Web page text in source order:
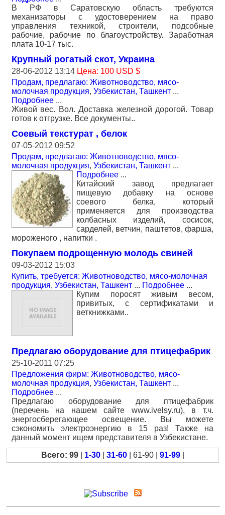
В РФ в Саратовскую область требуются
механизаторы с удостоверением на право
управления техникой, строители, подсобные
рабочие, рабочие по благоустройству. Заработная
плата 10-17 тыс.
Крупный рогатый скот, Украина
28-06-2012 13:14 Цена: 100 USD $
Продам, предлагаю: Животноводство, мясо-
молочная продукция, Узбекистан, Ташкент ...
Подробнее ...
Живой вес. Вол. Доставка железной дорогой. Товар
готов к отгрузке. Все документы..
Соевый текстурат , белок
07-05-2012 09:52
Продам, предлагаю: Животноводство, мясо-
молочная продукция, Узбекистан, Ташкент ...
Подробнее ...
Китайский завод предлагает
пищевую добавку на основе
соевого белка, который
применяется для производства
колбасных изделий, сосисок,
сaрделей, ветчин, паштетов, фарша,
мороженого , напитки .
Покупаем подрощенную молодь свиней
09-03-2012 15:03
Купить, требуется: Животноводство, мясо-молочная
продукция, Узбекистан, Ташкент ... Подробнее ...
Купим поросят живым весом,
привитых, с сертификатами и
веткнижками..
Предлагаю оборудование для птицефабрик
25-10-2011 07:25
Предложения фирм: Животноводство, мясо-
молочная продукция, Узбекистан, Ташкент ...
Подробнее ...
Предлагаю оборудование для птицефабрик
(перечень на нашем сайте www.ivelsy.ru), в т.ч.
энергосберегающее освещение. Вы можете
сэкономить электроэнергию в 15 раз! Также на
данный момент ищем представителя в Узбекистане.
Всего: 99 1-30 31-60 | 61-90 | 91-99